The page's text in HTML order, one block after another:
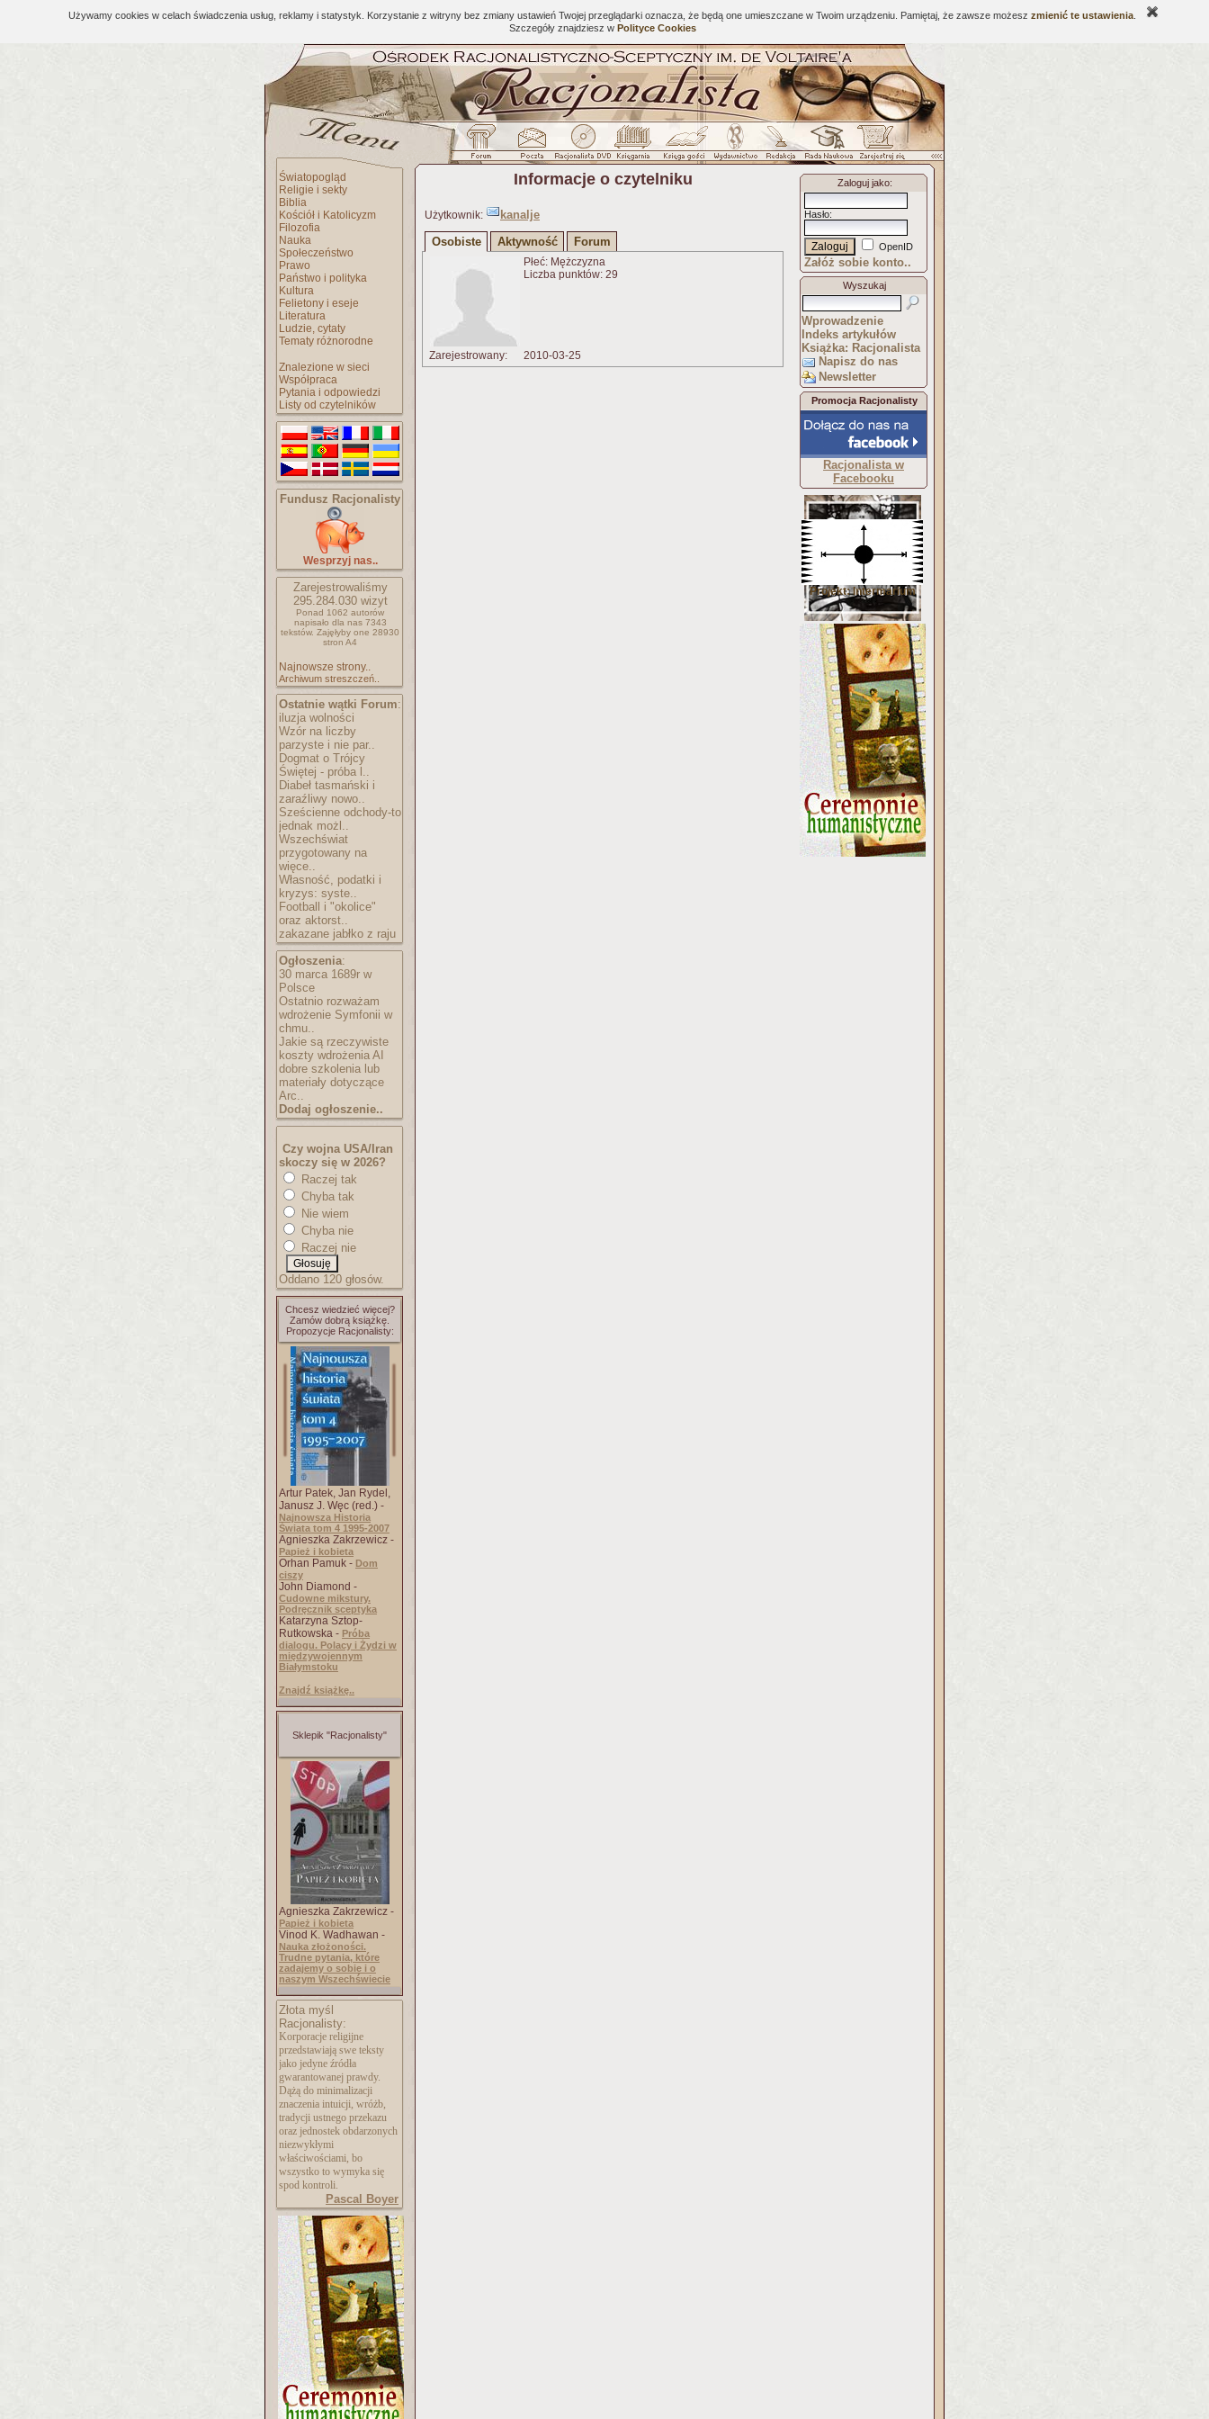
Używamy cookies w celach świadczenia usług, reklamy i statystyk. Korzystanie z witryny bez zmiany ustawień Twojej przeglądarki oznacza, że będą one umieszczane w Twoim urządzeniu. Pamiętaj, że zawsze możesz zmienić te ustawienia
Szczegóły znajdziesz w Polityce Cookies
Światopogląd
Religie i sekty
Biblia
Kościół i Katolicyzm
Filozofia
Nauka
Społeczeństwo
Prawo
Państwo i polityka
Kultura
Felietony i eseje
Literatura
Ludzie, cytaty
Tematy różnorodne
Znalezione w sieci
Współpraca
Pytania i odpowiedzi
Listy od czytelników
Fundusz Racjonalisty
Wesprzyj nas..
Zarejestrowaliśmy
295.284.030wizyt
Ponad 1062 autorów
napisało dla nas 7343
tekstów. Zajęłyby one 28930
stron A4
Najnowsze strony..
Archiwum streszczeń..
Ostatnie wątki Forum:
iluzja wolności
Wzór na liczby
parzyste i nie par..
Dogmat o Trójcy
Świętej - próba l..
Diabeł tasmański i
zaraźliwy nowo..
Sześcienne odchody-to
jednak możl..
Wszechświat
przygotowany na
więce..
Własność, podatki i
kryzys: syste..
Football i "okolice"
oraz aktorst..
zakazane jabłko z raju
Ogłoszenia:
30 marca 1689r w
Polsce
Ostatnio rozważam
wdrożenie Symfonii w
chmu..
Jakie są rzeczywiste
koszty wdrożenia AI
dobre szkolenia lub
materiały dotyczące
Arc..
Dodaj ogłoszenie..
Czy wojna USA/Iran
skoczy się w 2026?
Raczej tak
Chyba tak
Nie wiem
Chyba nie
Raczej nie
Oddano 120 głosów.
Chcesz wiedzieć więcej?
Zamów dobrą książkę.
Propozycje Racjonalisty:
Artur Patek, Jan Rydel,
Janusz J. Węc (red.) -
Najnowsza Historia
Świata tom 4 1995-2007
Agnieszka Zakrzewicz -
Papież i kobieta
Orhan Pamuk - Dom
ciszy
John Diamond -
Cudowne mikstury.
Podręcznik sceptyka
Katarzyna Sztop-
Rutkowska - Próba
dialogu. Polacy i Żydzi w
międzywojennym
Białymstoku
Znajdź książkę..
Sklepik "Racjonalisty"
Agnieszka Zakrzewicz -
Papież i kobieta
Vinod K. Wadhawan -
Nauka złożoności.
Trudne pytania, które
zadajemy o sobie i o
naszym Wszechświecie
Złota myśl
Racjonalisty:
Korporacje religijne
przedstawiają swe teksty
jako jedyne źródła
gwarantowanej prawdy.
Dążą do minimalizacji
znaczenia intuicji, wróżb,
tradycji ustnego przekazu
oraz jednostek obdarzonych
niezwykłymi
właściwościami, bo
wszystko to wymyka się
spod kontroli.
Pascal Boyer
Informacje o czytelniku
Użytkownik:
kanalje
Osobiste
Aktywność Forum
Płeć: Mężczyzna
Liczba punktów: 29
Zarejestrowany: 2010-03-25
Zaloguj jako:
Hasło:
OpenID
Załóż sobie konto..
Wyszukaj
Wprowadzenie
Indeks artykułów
Książka: Racjonalista
Napisz do nas
Newsletter
Promocja Racjonalisty
Racjonalista w
Facebooku